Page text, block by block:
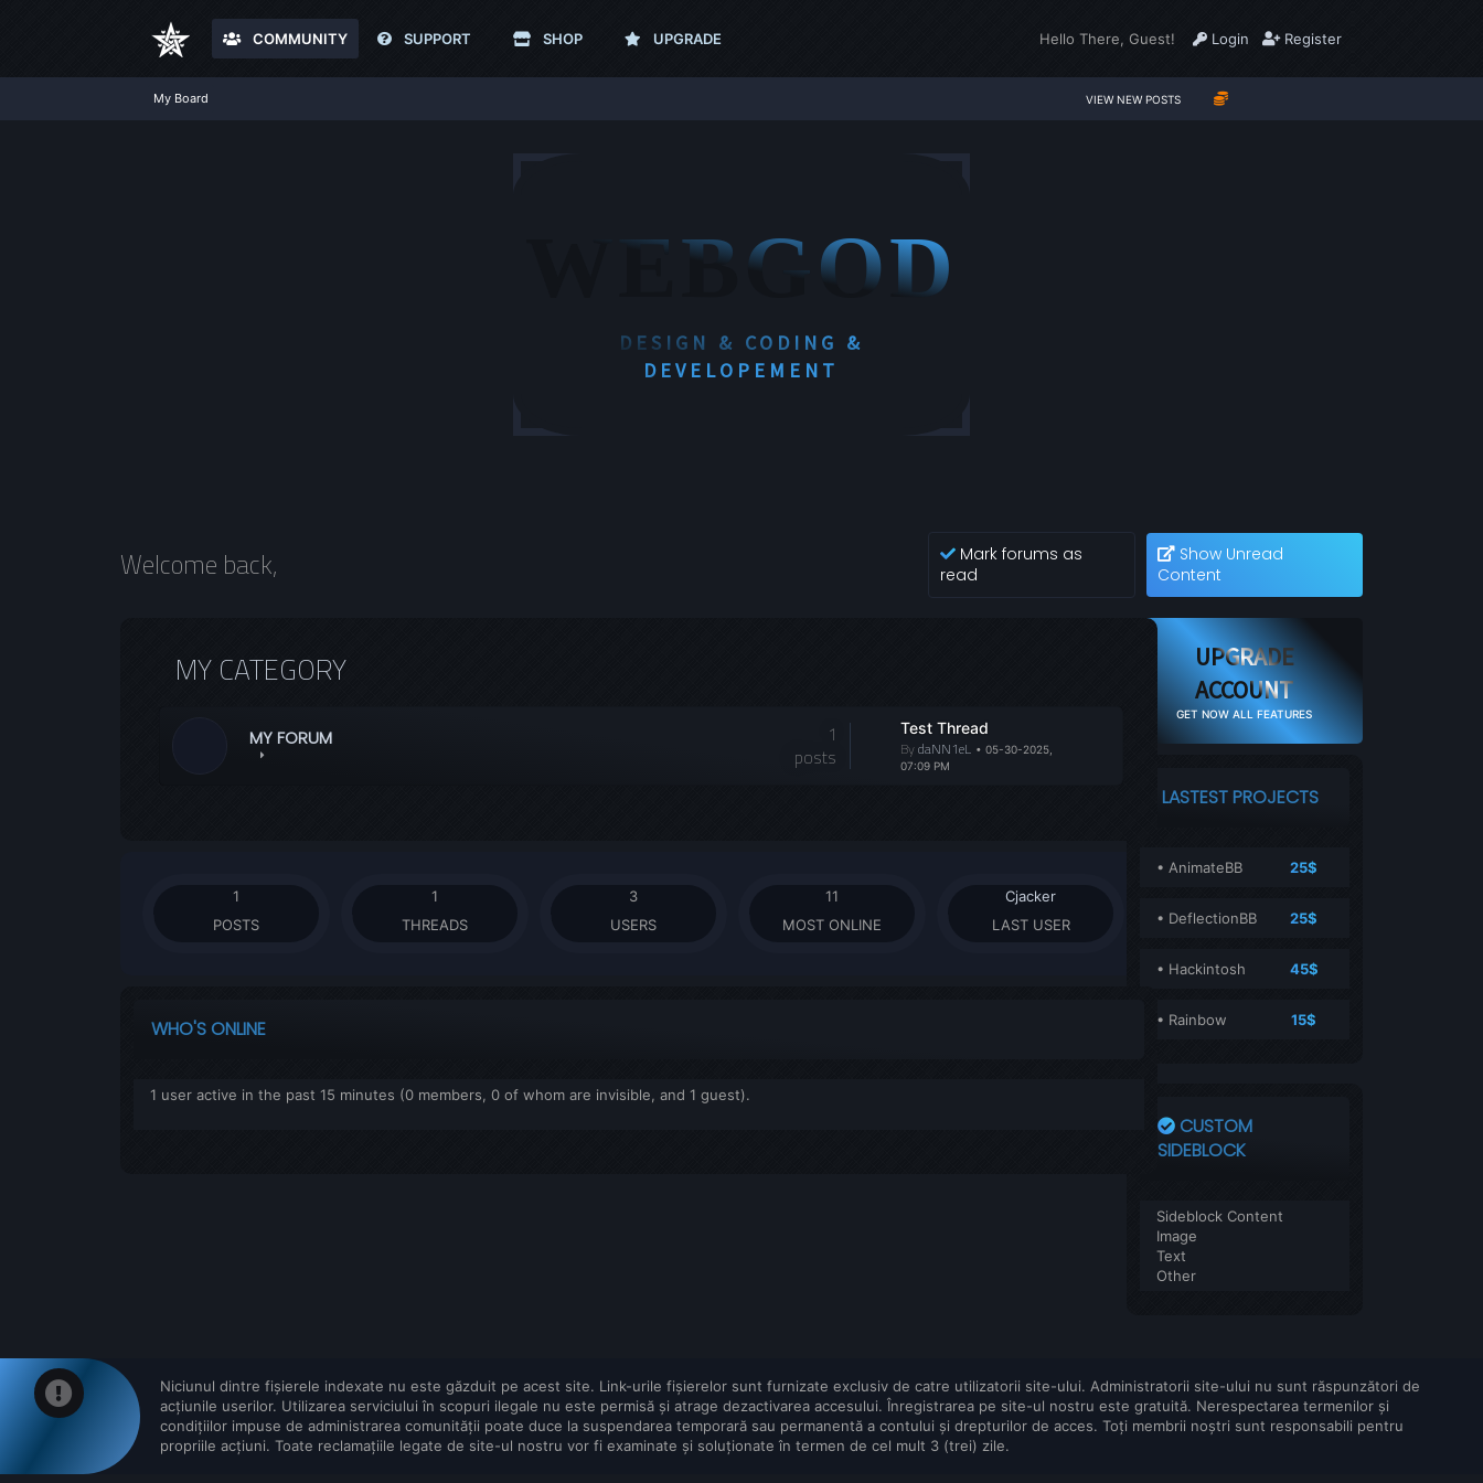
COMMUNITY SUPPORT SHOP UPGRADE Hello There, Guest! Login Register
My Board VIEW NEW POSTS
WEBGOD
DESIGN & CODING &
DEVELOPEMENT
Welcome back,
Mark forums as
read
Show Unread
Content
UPGRADE
ACCOUNT
GET NOW ALL FEATURES
LASTEST PROJECTS
• AnimateBB 25$
• DeflectionBB 25$
• Hackintosh 45$
• Rainbow 15$
CUSTOM
SIDEBLOCK
Sideblock Content
Image
Text
Other
MY CATEGORY
MY FORUM
1
posts
Test Thread
BydaNN1eL • 05-30-2025,
07:09 PM
1
POSTS
1
THREADS
3
USERS
11
MOST ONLINE
Cjacker
LAST USER
WHO'S ONLINE
1 user active in the past 15 minutes (0 members, 0 of whom are invisible, and 1 guest).
Niciunul dintre fișierele indexate nu este găzduit pe acest site. Link-urile fișierelor sunt furnizate exclusiv de catre utilizatorii site-ului. Administratorii site-ului nu sunt răspunzători de
acțiunile userilor. Utilizarea serviciului în scopuri ilegale nu este permisă și atrage dezactivarea accesului. Înregistrarea pe site-ul nostru este gratuită. Nerespectarea termenilor și
condițiilor impuse de administrarea comunității poate duce la suspendarea temporară sau permanentă a contului și drepturilor de acces. Toți membrii noștri sunt responsabili pentru
propriile acțiuni. Toate reclamațiile legate de site-ul nostru vor fi examinate și soluționate în termen de cel mult 3 (trei) zile.